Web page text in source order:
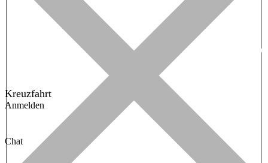
Kreuzfahrt
Anmelden
Chat